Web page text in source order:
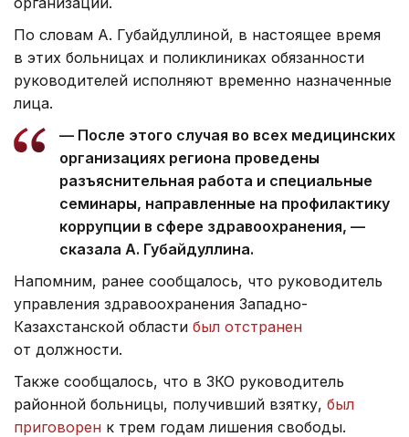
По словам А. Губайдуллиной, в настоящее время
в этих больницах и поликлиниках обязанности
руководителей исполняют временно назначенные
лица.
— После этого случая во всех медицинских
организациях региона проведены
разъяснительная работа и специальные
семинары, направленные на профилактику
коррупции в сфере здравоохранения, —
сказала А. Губайдуллина.
Напомним, ранее сообщалось, что руководитель
управления здравоохранения Западно-
Казахстанской области был отстранен
от должности.
Также сообщалось, что в ЗКО руководитель
районной больницы, получивший взятку, был
приговорен к трем годам лишения свободы.